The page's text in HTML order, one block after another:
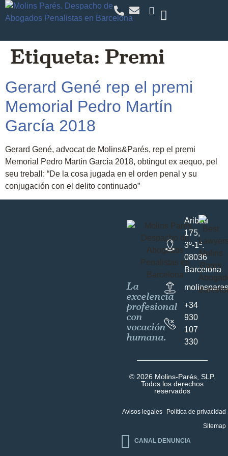
Etiqueta: Premi
Gerard Gené rep el premi
Memorial Pedro Martín
García 2018
Gerard Gené, advocat de Molins&Parés, rep el premi
Memorial Pedro Martín García 2018, obtingut ex aequo, pel
seu treball: “De la cosa jugada en el orden penal y su
conjugación con el delito continuado”
La
excelencia
profesional
con
vocación
humana.
Aribau
175,
3º-1ª.
08036
Barcelona
+34
930
107
330
© 2026 Molins-Parés, SLP.
Todos los derechos
reservados
Avisos legales
Política de privacidad
Sitemap
CANAL DENUNCIA